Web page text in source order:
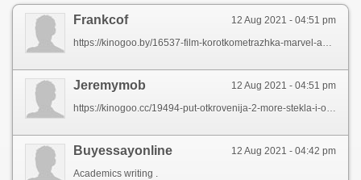
12 Aug 2021 - 04:51 pm
Frankcof
12 Aug 2021 - 04:51 pm
Jeremymob
12 Aug 2021 - 04:42 pm
Buyessayonline
Academics writing .